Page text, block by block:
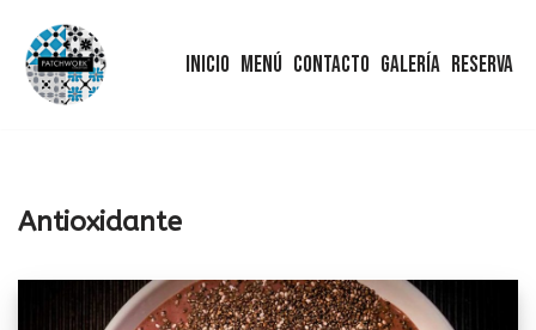
Saltar
Inicio Menú Contacto Galería Reserva
Antioxidante